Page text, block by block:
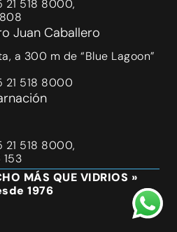
21 518 8000,
Juan Caballero
a 300 m de “Blue Lagoon”
21 518 8000
21 518 8000,
MÁS QUE VIDRIOS »
1976